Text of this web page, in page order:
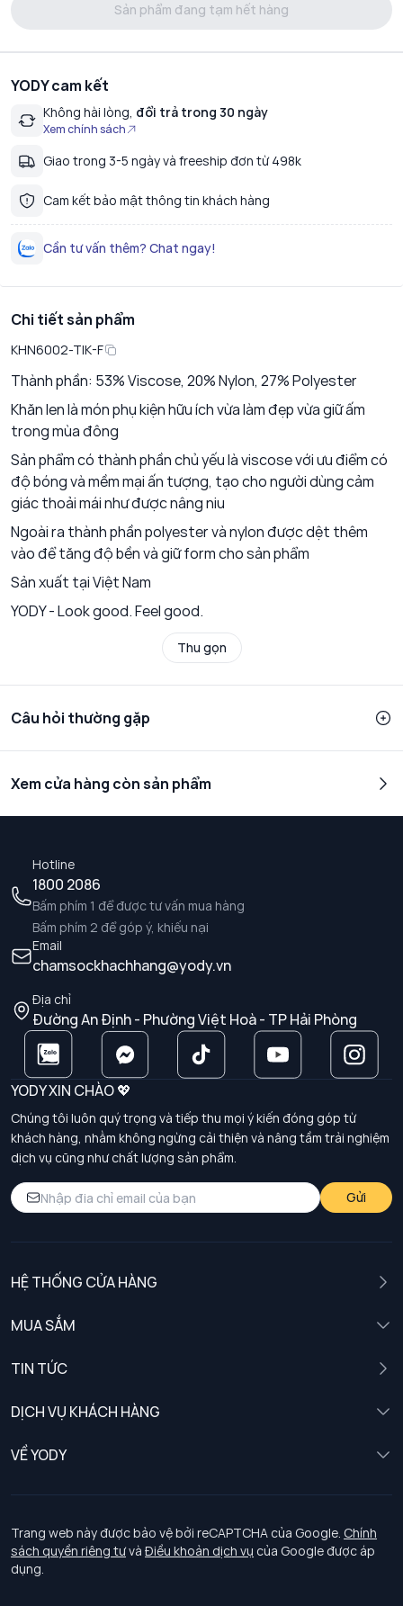
Sản phẩm đang tạm hết hàng
YODY cam kết
Không hài lòng, đổi trả trong 30 ngày
Xem chính sách
Giao trong 3-5 ngày và freeship đơn từ 498k
Cam kết bảo mật thông tin khách hàng
Cần tư vấn thêm? Chat ngay!
Chi tiết sản phẩm
KHN6002-TIK-F
Thành phần: 53% Viscose, 20% Nylon, 27% Polyester
Khăn len là món phụ kiện hữu ích vừa làm đẹp vừa giữ ấm
trong mùa đông
Sản phẩm có thành phần chủ yếu là viscose với ưu điểm có
độ bóng và mềm mại ấn tượng, tạo cho người dùng cảm
giác thoải mái như được nâng niu
Ngoài ra thành phần polyester và nylon được dệt thêm
vào để tăng độ bền và giữ form cho sản phẩm
Sản xuất tại Việt Nam
YODY - Look good. Feel good.
Thu gọn
Câu hỏi thường gặp
Xem cửa hàng còn sản phẩm
Hotline
1800 2086
Bấm phím 1 để được tư vấn mua hàng
Bấm phím 2 để góp ý, khiếu nại
Email
chamsockhachhang@yody.vn
Địa chỉ
Đường An Định - Phường Việt Hoà - TP Hải Phòng
YODY XIN CHÀO 💖
Chúng tôi luôn quý trọng và tiếp thu mọi ý kiến đóng góp từ
khách hàng, nhằm không ngừng cải thiện và nâng tầm trải nghiệm
dịch vụ cũng như chất lượng sản phẩm.
Gửi
HỆ THỐNG CỬA HÀNG
MUA SẮM
TIN TỨC
DỊCH VỤ KHÁCH HÀNG
Chính sách khách hàng thân thiết
Chính sách bảo vệ dữ liệu cá nhân
Chính sách thanh toán, giao nhận
VỀ YODY
Tuyển dụng
Trang web này được bảo vệ bởi reCAPTCHA của Google. Chính
sách quyền riêng tưvà Điều khoản dịch vụ của Google được áp
dụng.